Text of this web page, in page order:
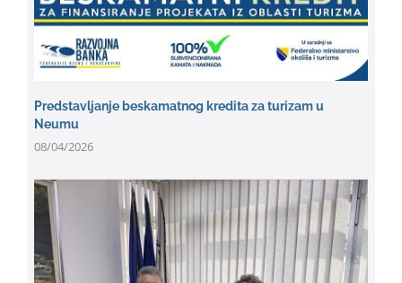
Predstavljanje beskamatnog kredita za turizam u
Neumu
08/04/2026